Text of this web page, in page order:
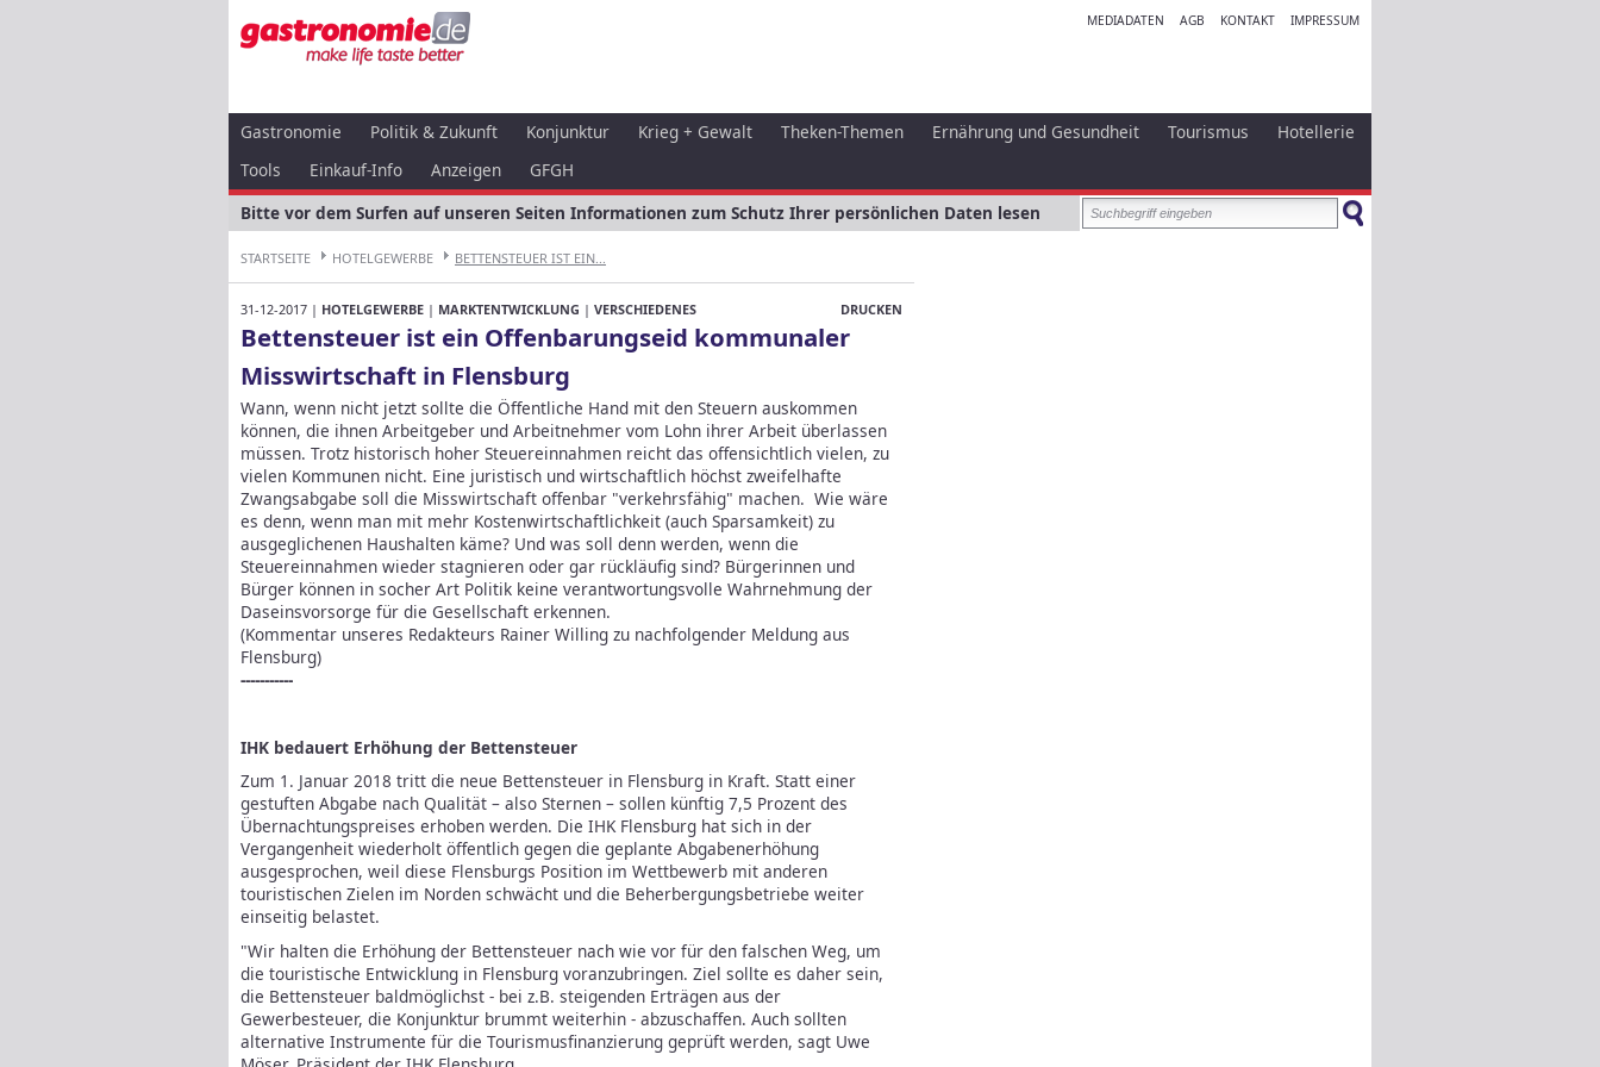
MEDIADATEN AGB KONTAKT IMPRESSUM
Gastronomie Politik & Zukunft Konjunktur Krieg + Gewalt Theken-Themen Ernährung und Gesundheit Tourismus
Hotellerie
Tools
Einkauf-Info Anzeigen
GFGH
Bitte vor dem Surfen auf unseren Seiten Informationen zum Schutz Ihrer persönlichen Daten lesen
STARTSEITE HOTELGEWERBE BETTENSTEUER IST EIN...
DRUCKEN
31-12-2017 | HOTELGEWERBE | MARKTENTWICKLUNG | VERSCHIEDENES
Bettensteuer ist ein Offenbarungseid kommunaler
Misswirtschaft in Flensburg
Wann, wenn nicht jetzt sollte die Öffentliche Hand mit den Steuern auskommen
können, die ihnen Arbeitgeber und Arbeitnehmer vom Lohn ihrer Arbeit überlassen
müssen. Trotz historisch hoher Steuereinnahmen reicht das offensichtlich vielen, zu
vielen Kommunen nicht. Eine juristisch und wirtschaftlich höchst zweifelhafte
Zwangsabgabe soll die Misswirtschaft offenbar "verkehrsfähig" machen. Wie wäre
es denn, wenn man mit mehr Kostenwirtschaftlichkeit (auch Sparsamkeit) zu
ausgeglichenen Haushalten käme? Und was soll denn werden, wenn die
Steuereinnahmen wieder stagnieren oder gar rückläufig sind? Bürgerinnen und
Bürger können in socher Art Politik keine verantwortungsvolle Wahrnehmung der
Daseinsvorsorge für die Gesellschaft erkennen.
(Kommentar unseres Redakteurs Rainer Willing zu nachfolgender Meldung aus
Flensburg)
-----------
IHK bedauert Erhöhung der Bettensteuer
Zum 1. Januar 2018 tritt die neue Bettensteuer in Flensburg in Kraft. Statt einer
gestuften Abgabe nach Qualität – also Sternen – sollen künftig 7,5 Prozent des
Übernachtungspreises erhoben werden. Die IHK Flensburg hat sich in der
Vergangenheit wiederholt öffentlich gegen die geplante Abgabenerhöhung
ausgesprochen, weil diese Flensburgs Position im Wettbewerb mit anderen
touristischen Zielen im Norden schwächt und die Beherbergungsbetriebe weiter
einseitig belastet.
"Wir halten die Erhöhung der Bettensteuer nach wie vor für den falschen Weg, um
die touristische Entwicklung in Flensburg voranzubringen. Ziel sollte es daher sein,
die Bettensteuer baldmöglichst - bei z.B. steigenden Erträgen aus der
Gewerbesteuer, die Konjunktur brummt weiterhin - abzuschaffen. Auch sollten
alternative Instrumente für die Tourismusfinanzierung geprüft werden, sagt Uwe